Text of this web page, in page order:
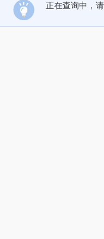
正在查询中，